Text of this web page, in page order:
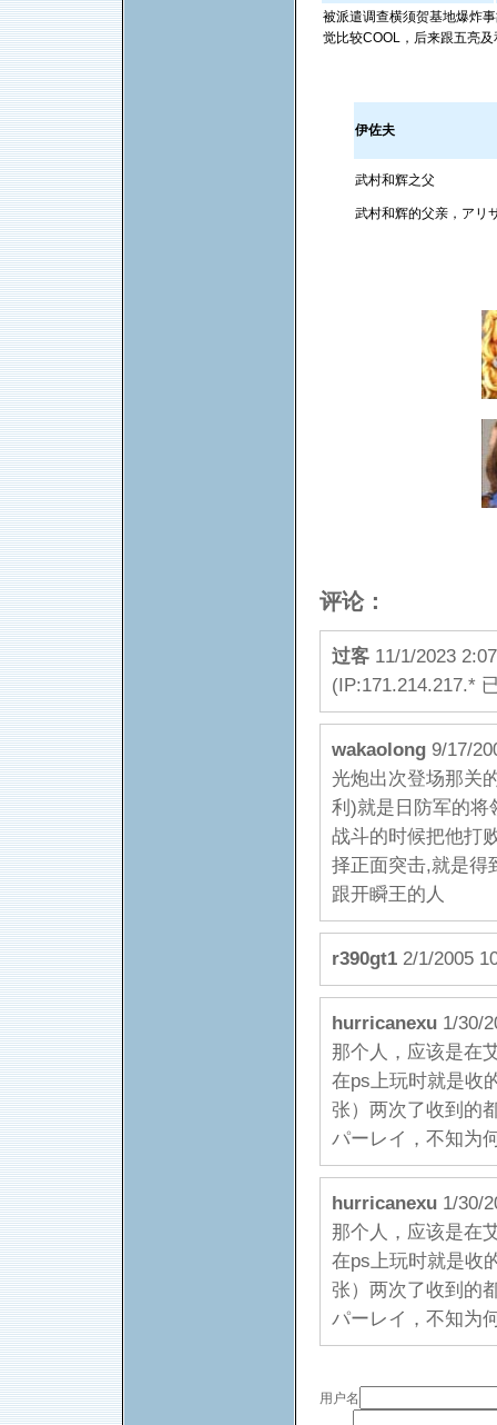
被派遣调查横须贺基地爆炸
觉比较COOL，后来跟五亮
伊佐夫
武村和辉之父
武村和辉的父亲，アリ
评论：
过客 11/1/2023
(IP:171.214.217.*
wakaolong 9/17/
光炮出次登场那关
利)就是日防军的将
战斗的时候把他打
择正面突击,就是得
跟开瞬王的人
r390gt1 2/1/2005
hurricanexu 1/30/
那个人，应该是在
在ps上玩时就是收
张）两次了收到的
パーレイ，不知为
hurricanexu 1/30/
那个人，应该是在
在ps上玩时就是收
张）两次了收到的
パーレイ，不知为
用户名